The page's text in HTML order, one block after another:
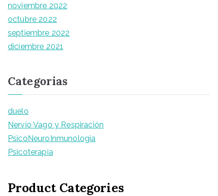
noviembre 2022
octubre 2022
septiembre 2022
diciembre 2021
Categorias
duelo
Nervio Vago y Respiración
PsicoNeuroInmunologia
Psicoterapia
Product Categories